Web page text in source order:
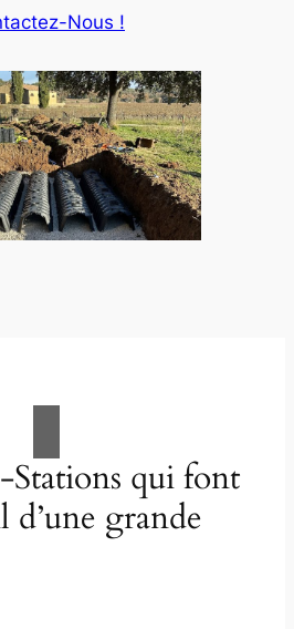
Nous !
qui font
d’une grande